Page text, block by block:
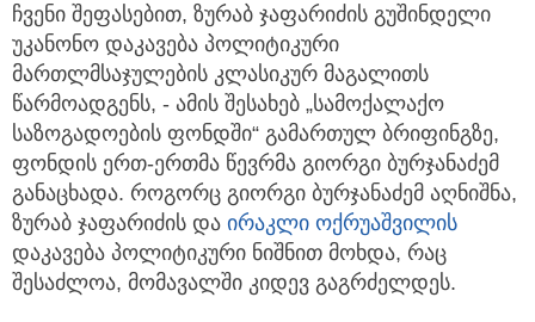
ჩვენი შეფასებით, ზურაბ ჯაფარიძის გუშინდელი
უკანონო დაკავება პოლიტიკური
მართლმსაჯულების კლასიკურ მაგალითს
წარმოადგენს, - ამის შესახებ „სამოქალაქო
საზოგადოების ფონდში“ გამართულ ბრიფინგზე,
ფონდის ერთ-ერთმა წევრმა გიორგი ბურჯანაძემ
განაცხადა. როგორც გიორგი ბურჯანაძემ აღნიშნა,
ზურაბ ჯაფარიძის და ირაკლი ოქრუაშვილის
დაკავება პოლიტიკური ნიშნით მოხდა, რაც
შესაძლოა, მომავალში კიდევ გაგრძელდეს.